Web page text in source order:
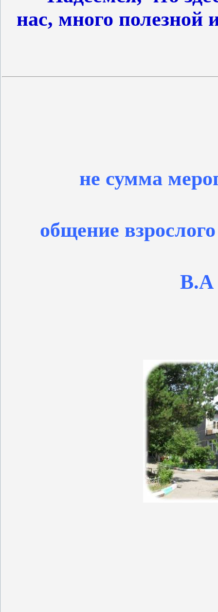
нас, много
не сумма
общение
В.А